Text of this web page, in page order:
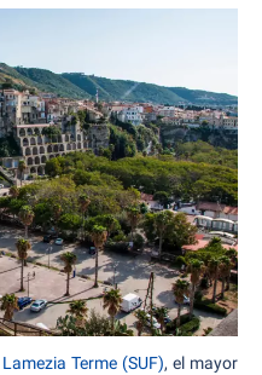
Lamezia Terme (SUF), el mayor